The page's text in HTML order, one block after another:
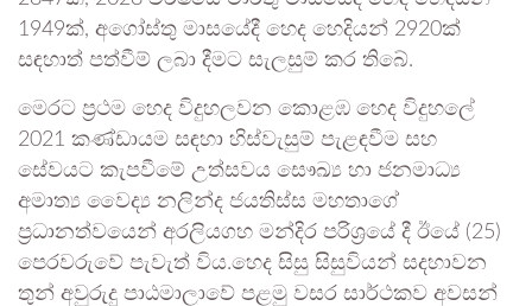
1949ක්, අගෝස්තු මාසයේදී හෙද හෙදියන් 2920ක්
සඳහාත් පත්වීම් ලබා දීමට සැලසුම් කර තිබේ.
මෙරට ප්‍රථම හෙද විදුහලවන කොළඹ හෙද විදුහලේ
2021 කණ්ඩාය‍ම සඳහා හිස්වැසුම් පැළඳවීම සහ
සේවයට කැපවීමේ උත්සවය සෞඛ්‍ය හා ජනමාධ්‍ය
අමාත්‍ය වෛද්‍ය නලින්ද ජයතිස්ස මහතාගේ
ප්‍රධානත්වයෙන් අරලියගහ මන්දිර පරිශ්‍රයේ දී ඊයේ (25)
පෙරවරුවේ පැවැත් විය.හෙද සිසු සිසුවියන් සදහාවන
තුන් අවුරුදු පාඨමාලාවේ පළමු වසර සාර්ථකව අවසන්